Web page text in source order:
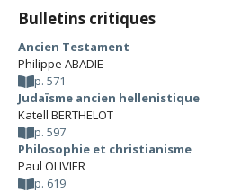
Bulletins critiques
Ancien Testament
Philippe ABADIE
p. 571
Judaïsme ancien hellenistique
Katell BERTHELOT
p. 597
Philosophie et christianisme
Paul OLIVIER
p. 619